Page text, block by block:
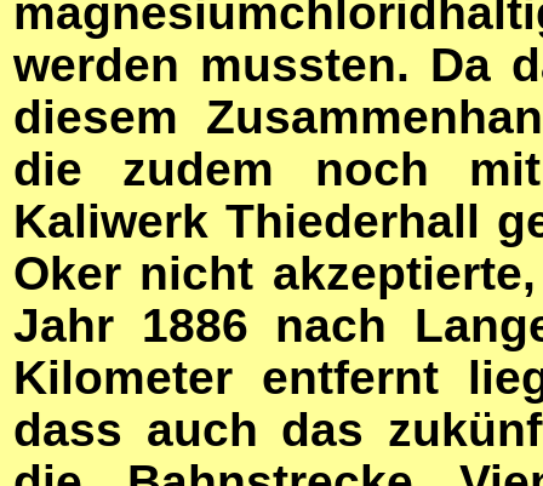
werden mussten. Da
diesem
die zudem noch
Kaliwerk Thiederhall
Oker nicht
Jahr 1886 nach
Kilometer entfernt
dass auch das